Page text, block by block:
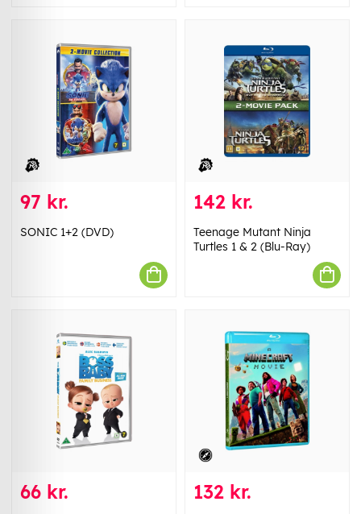
97 kr.
SONIC 1+2 (DVD)
142 kr.
Teenage Mutant Ninja
Turtles 1 & 2 (Blu-Ray)
66 kr. 132 kr.